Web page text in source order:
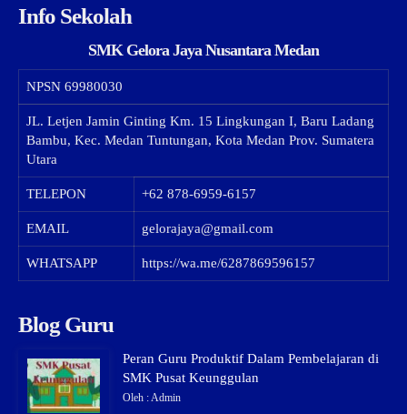
Info Sekolah
SMK Gelora Jaya Nusantara Medan
NPSN 69980030
JL. Letjen Jamin Ginting Km. 15 Lingkungan I, Baru Ladang
Bambu, Kec. Medan Tuntungan, Kota Medan Prov. Sumatera
Utara
TELEPON +62 878-6959-6157
EMAIL gelorajaya@gmail.com
WHATSAPP https://wa.me/6287869596157
Blog Guru
Peran Guru Produktif Dalam Pembelajaran di
SMK Pusat Keunggulan
Oleh : Admin